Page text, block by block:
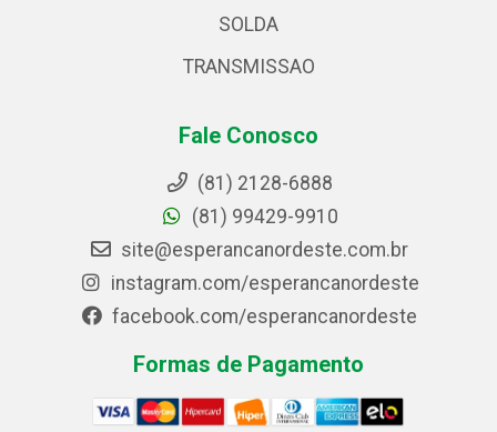
SOLDA
TRANSMISSAO
Fale Conosco
(81) 2128-6888
(81) 99429-9910
site@esperancanordeste.com.br
instagram.com/esperancanordeste
facebook.com/esperancanordeste
Formas de Pagamento